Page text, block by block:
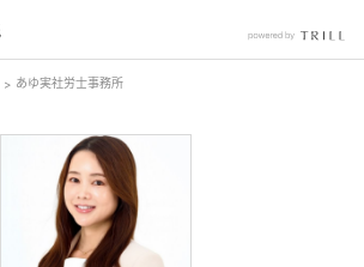
あゆ実社労士事務所